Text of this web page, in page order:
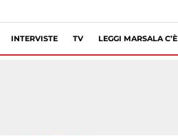
INTERVISTE TV LEGGI MARSALA C’È